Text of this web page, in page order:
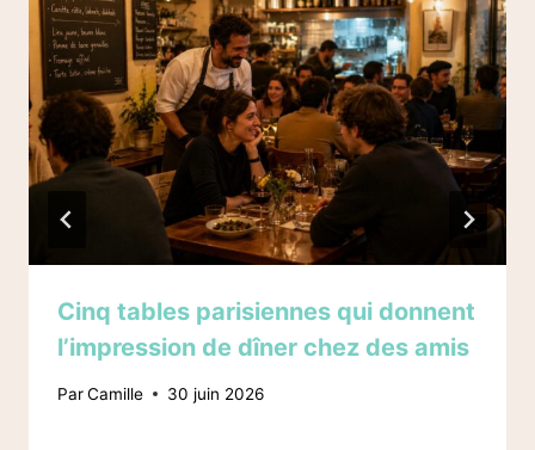
Cinq tables parisiennes qui donnent
l’impression de dîner chez des amis
ParCamille 30 juin 2026